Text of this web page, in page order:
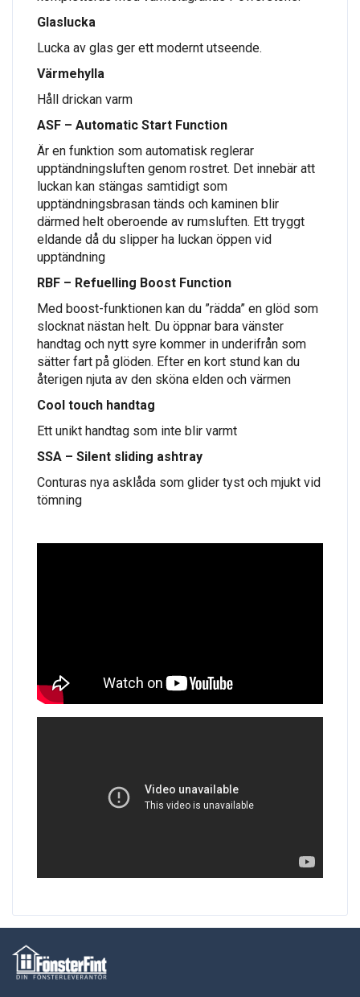
Glaslucka
Lucka av glas ger ett modernt utseende.
Värmehylla
Håll drickan varm
ASF – Automatic Start Function
Är en funktion som automatisk reglerar
upptändningsluften genom rostret. Det innebär att
luckan kan stängas samtidigt som
upptändningsbrasan tänds och kaminen blir
därmed helt oberoende av rumsluften. Ett tryggt
eldande då du slipper ha luckan öppen vid
upptändning
RBF – Refuelling Boost Function
Med boost-funktionen kan du ”rädda” en glöd som
slocknat nästan helt. Du öppnar bara vänster
handtag och nytt syre kommer in underifrån som
sätter fart på glöden. Efter en kort stund kan du
återigen njuta av den sköna elden och värmen
Cool touch handtag
Ett unikt handtag som inte blir varmt
SSA – Silent sliding ashtray
Conturas nya asklåda som glider tyst och mjukt vid
tömning